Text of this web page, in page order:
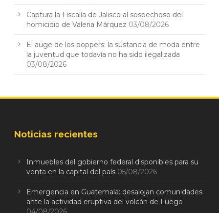
Captura la Fiscalía de Jalisco al sospechoso del
homicidio de Valeria Márquez 03/08/2026
El auge de los poppers: la sustancia de moda entre
la juventud que todavía no ha sido ilegalizada
03/08/2026
Noticias recientes
Inmuebles del gobierno federal disponibles para su
venta en la capital del país 05/08/2026
Emergencia en Guatemala: desalojan comunidades
ante la actividad eruptiva del volcán de Fuego